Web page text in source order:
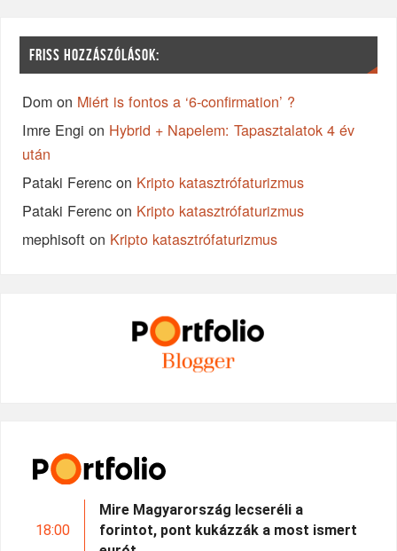
FRISS HOZZÁSZÓLÁSOK:
Dom on Miért is fontos a ‘6-confirmation’ ?
Imre Engi on Hybrid + Napelem: Tapasztalatok 4 év
után
Pataki Ferenc on Kripto katasztrófaturizmus
Pataki Ferenc on Kripto katasztrófaturizmus
mephisoft on Kripto katasztrófaturizmus
18:00
Mire Magyarország lecseréli a
forintot, pont kukázzák a most ismert